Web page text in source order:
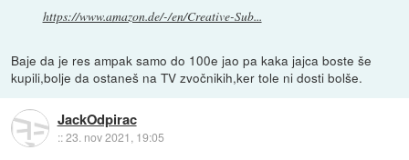
https://www.amazon.de/-/en/Creative-Sub...
Baje da je res ampak samo do 100e jao pa kaka jajca boste še
kupili,bolje da ostaneš na TV zvočnikih,ker tole ni dosti bolše.
JackOdpirac
::23. nov 2021, 19:05